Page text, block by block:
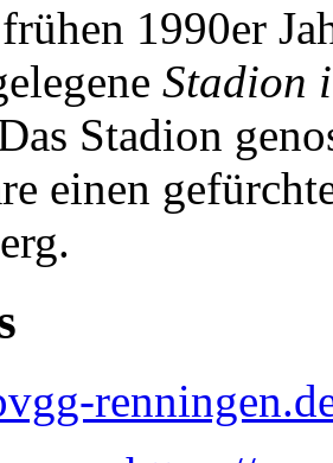
1990er
Stadion
Stadion
einen